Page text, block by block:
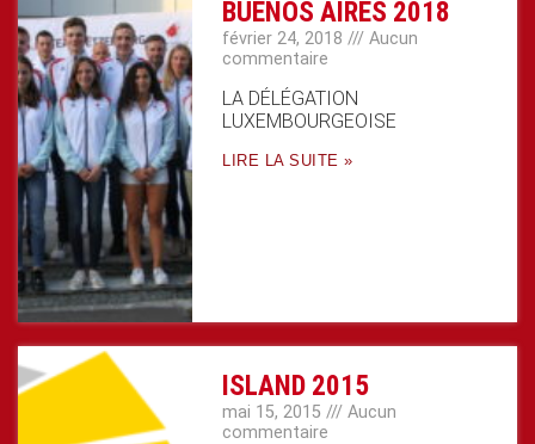
BUENOS AIRES 2018
février 24, 2018
Aucun
commentaire
LA DÉLÉGATION
LUXEMBOURGEOISE
LIRE LA SUITE »
ISLAND 2015
mai 15, 2015
Aucun
commentaire